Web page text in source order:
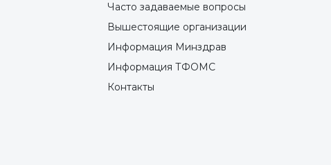
Часто задаваемые вопросы
Вышестоящие организации
Информация Минздрав
Информация ТФОМС
Контакты